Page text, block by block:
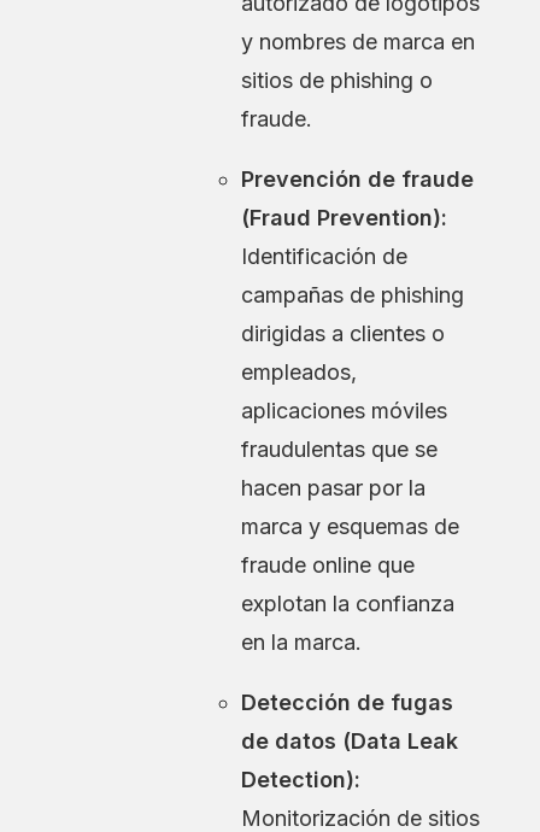
y nombres de marca en
sitios de phishing o
fraude.
Prevención de fraude
(Fraud Prevention):
Identificación de
campañas de phishing
dirigidas a clientes o
empleados,
aplicaciones móviles
fraudulentas que se
hacen pasar por la
marca y esquemas de
fraude online que
explotan la confianza
en la marca.
Detección de fugas
de datos (Data Leak
Detection):
Monitorización de sitios